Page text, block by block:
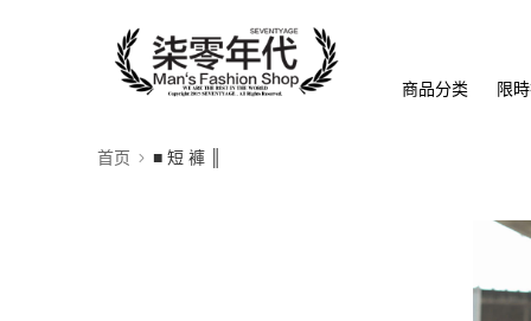
商品分类 限
首页 ■ 短 褲 ║